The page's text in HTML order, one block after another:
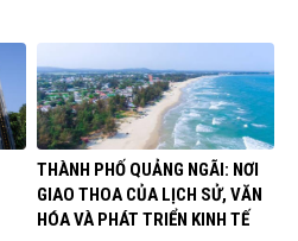
THÀNH PHỐ QUẢNG NGÃI: NƠI
GIAO THOA CỦA LỊCH SỬ, VĂN
HÓA VÀ PHÁT TRIỂN KINH TẾ